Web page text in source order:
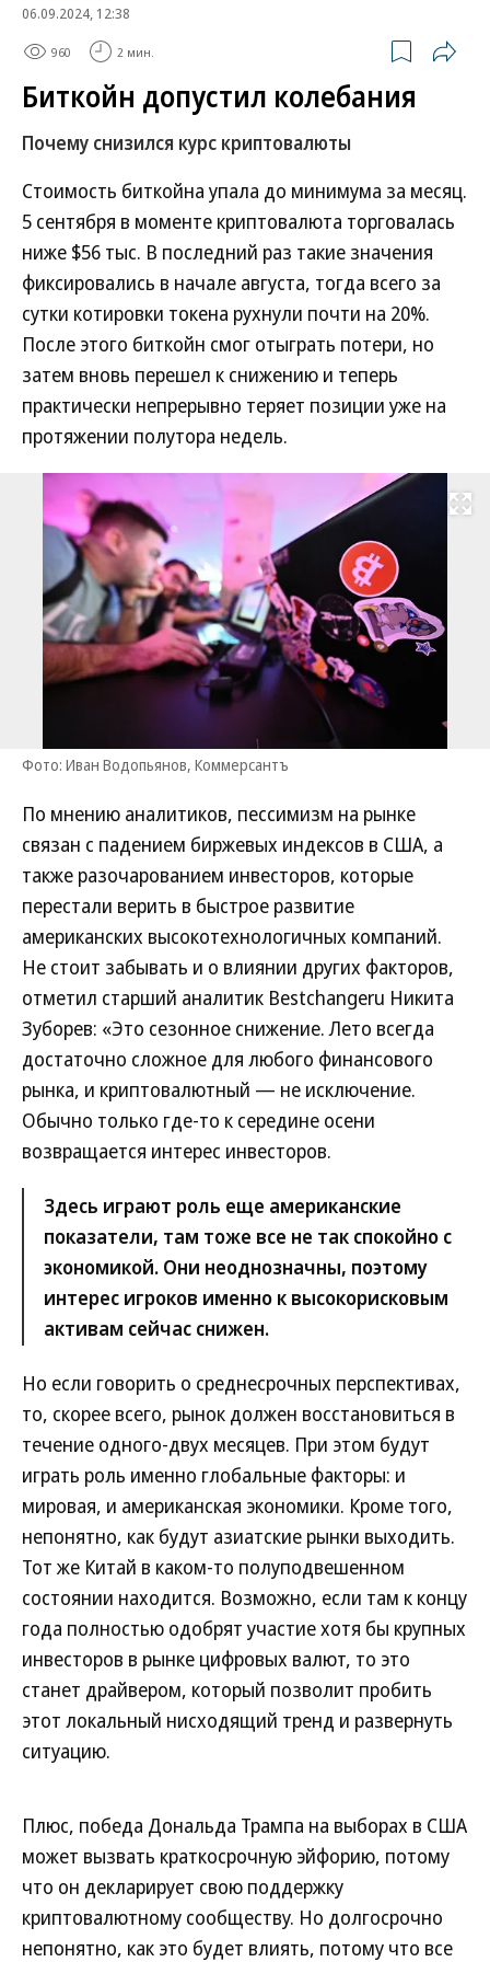
06.09.2024, 12:38
960 2 мин.
Биткойн допустил колебания
Почему снизился курс криптовалюты
Стоимость биткойна упала до минимума за месяц.
5 сентября в моменте криптовалюта торговалась
ниже $56 тыс. В последний раз такие значения
фиксировались в начале августа, тогда всего за
сутки котировки токена рухнули почти на 20%.
После этого биткойн смог отыграть потери, но
затем вновь перешел к снижению и теперь
практически непрерывно теряет позиции уже на
протяжении полутора недель.
Развернуть
Фото: Иван Водопьянов, Коммерсантъ
По мнению аналитиков, пессимизм на рынке
связан с падением биржевых индексов в США, а
также разочарованием инвесторов, которые
перестали верить в быстрое развитие
американских высокотехнологичных компаний.
Не стоит забывать и о влиянии других факторов,
отметил старший аналитик Bestchangeru Никита
Зуборев: «Это сезонное снижение. Лето всегда
достаточно сложное для любого финансового
рынка, и криптовалютный — не исключение.
Обычно только где-то к середине осени
возвращается интерес инвесторов.
Здесь играют роль еще американские
показатели, там тоже все не так спокойно с
экономикой. Они неоднозначны, поэтому
интерес игроков именно к высокорисковым
активам сейчас снижен.
Но если говорить о среднесрочных перспективах,
то, скорее всего, рынок должен восстановиться в
течение одного-двух месяцев. При этом будут
играть роль именно глобальные факторы: и
мировая, и американская экономики. Кроме того,
непонятно, как будут азиатские рынки выходить.
Тот же Китай в каком-то полуподвешенном
состоянии находится. Возможно, если там к концу
года полностью одобрят участие хотя бы крупных
инвесторов в рынке цифровых валют, то это
станет драйвером, который позволит пробить
этот локальный нисходящий тренд и развернуть
ситуацию.
Плюс, победа Дональда Трампа на выборах в США
может вызвать краткосрочную эйфорию, потому
что он декларирует свою поддержку
криптовалютному сообществу. Но долгосрочно
непонятно, как это будет влиять, потому что все